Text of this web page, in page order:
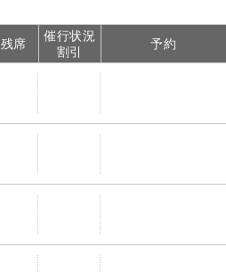
残席
催行状況
割引
予約